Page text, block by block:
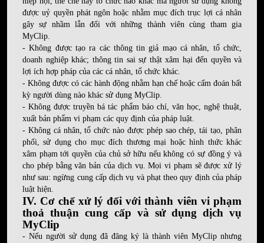
được uỷ quyền phát ngôn hoặc nhằm mục đích trục lợi cá nhân
gây sự nhầm lẫn đối với những thành viên cùng tham gia
MyClip.
- Không được tạo ra các thông tin giả mạo cá nhân, tổ chức,
doanh nghiệp khác; thông tin sai sự thật xâm hại đến quyền và
lợi ích hợp pháp của các cá nhân, tổ chức khác.
- Không được có các hành động nhằm hạn chế hoặc cấm đoán bất
kỳ người dùng nào khác sử dụng MyClip.
- Không được truyền bá tác phẩm báo chí, văn học, nghệ thuật,
xuất bản phẩm vi phạm các quy định của pháp luật.
- Không cá nhân, tổ chức nào được phép sao chép, tái tạo, phân
phối, sử dụng cho mục đích thương mại hoặc hình thức khác
xâm phạm tới quyền của chủ sở hữu nếu không có sự đồng ý và
cho phép bằng văn bản của dịch vụ. Mọi vi phạm sẽ được xử lý
như sau: ngừng cung cấp dịch vụ và phạt theo quy định của pháp
luật hiện.
IV. Cơ chế xử lý đối với thành viên vi phạm
thoả thuận cung cấp và sử dụng dịch vụ
MyClip
- Nếu người sử dụng đã đăng ký là thành viên MyClip nhưng